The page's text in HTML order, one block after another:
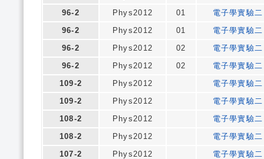
96-2
Phys2012 01
電子學實驗二
96-2
Phys2012 01
電子學實驗二
96-2
Phys2012 02
電子學實驗二
96-2
Phys2012 02
電子學實驗二
109-2
Phys2012
電子學實驗二
109-2
Phys2012
電子學實驗二
108-2
Phys2012
電子學實驗二
108-2
Phys2012
電子學實驗二
107-2
Phys2012
電子學實驗二